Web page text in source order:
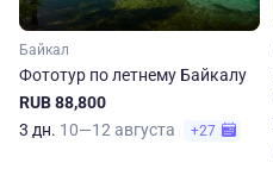
Байкал
Фототур по летнему Байкалу
RUB 88,800
3 дн. 10—12 августа +27